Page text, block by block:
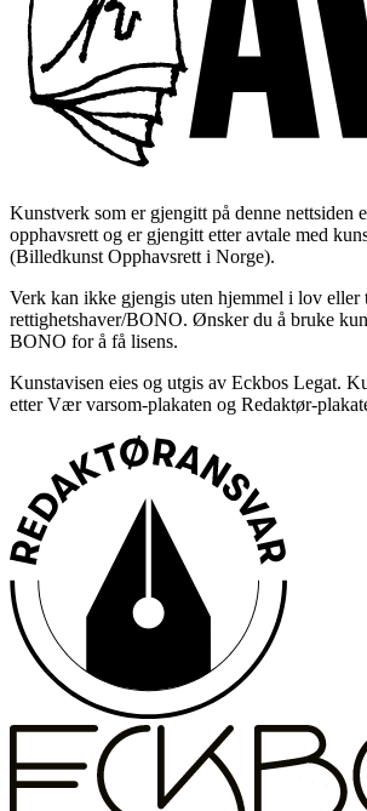
Kunstverk som er gjengitt på denne nettsiden
opphavsrett og er gjengitt etter avtale med
(Billedkunst Opphavsrett i Norge).
Verk kan ikke gjengis uten hjemmel i lov eller
rettighetshaver/BONO. Ønsker du å bruke
BONO for å få lisens.
Kunstavisen eies og utgis av Eckbos Legat.
etter Vær varsom-plakaten og Redaktør-